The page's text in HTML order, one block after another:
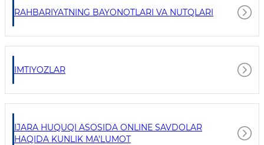
RAHBARIYATNING BAYONOTLARI VA NUTQLARI
IMTIYOZLAR
IJARA HUQUQI ASOSIDA ONLINE SAVDOLAR
HAQIDA KUNLIK MA'LUMOT